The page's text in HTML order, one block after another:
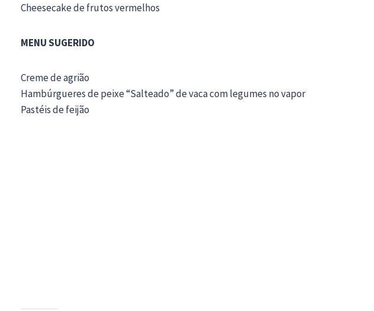
Cheesecake de frutos vermelhos
MENU SUGERIDO
Creme de agrião
Hambúrgueres de peixe “Salteado” de vaca com legumes no vapor
Pastéis de feijão